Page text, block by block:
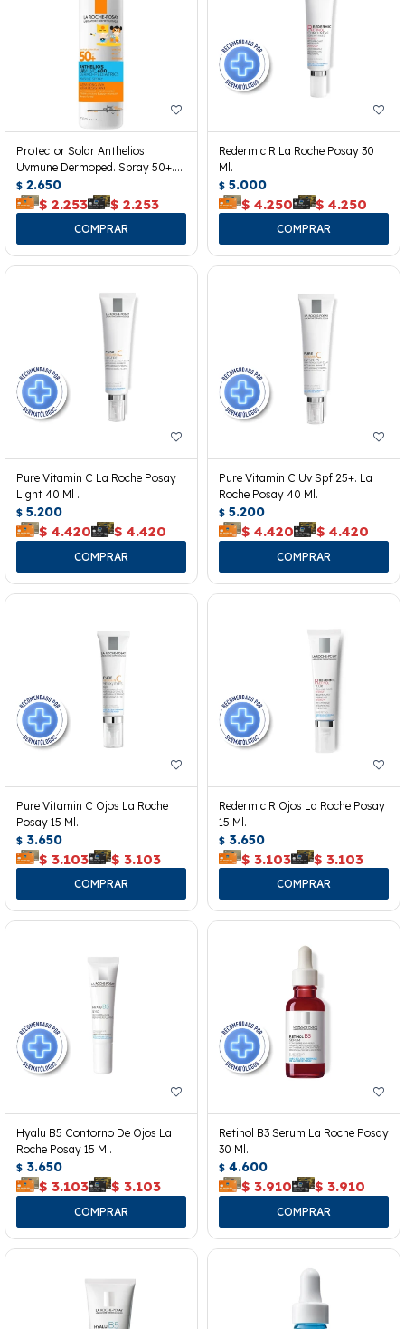
Protector Solar Anthelios
Uvmune Dermoped. Spray 50+.
200ml.
$ 2.650
$ 2.253 $ 2.253
Redermic R La Roche Posay 30
Ml.
$ 5.000
$ 4.250 $ 4.250
Pure Vitamin C La Roche Posay
Light 40 Ml .
$ 5.200
$ 4.420 $ 4.420
Pure Vitamin C Uv Spf 25+. La
Roche Posay 40 Ml.
$ 5.200
$ 4.420 $ 4.420
Pure Vitamin C Ojos La Roche
Posay 15 Ml.
$ 3.650
$ 3.103 $ 3.103
Redermic R Ojos La Roche Posay
15 Ml.
$ 3.650
$ 3.103 $ 3.103
Hyalu B5 Contorno De Ojos La
Roche Posay 15 Ml.
$ 3.650
$ 3.103 $ 3.103
Retinol B3 Serum La Roche Posay
30 Ml.
$ 4.600
$ 3.910 $ 3.910